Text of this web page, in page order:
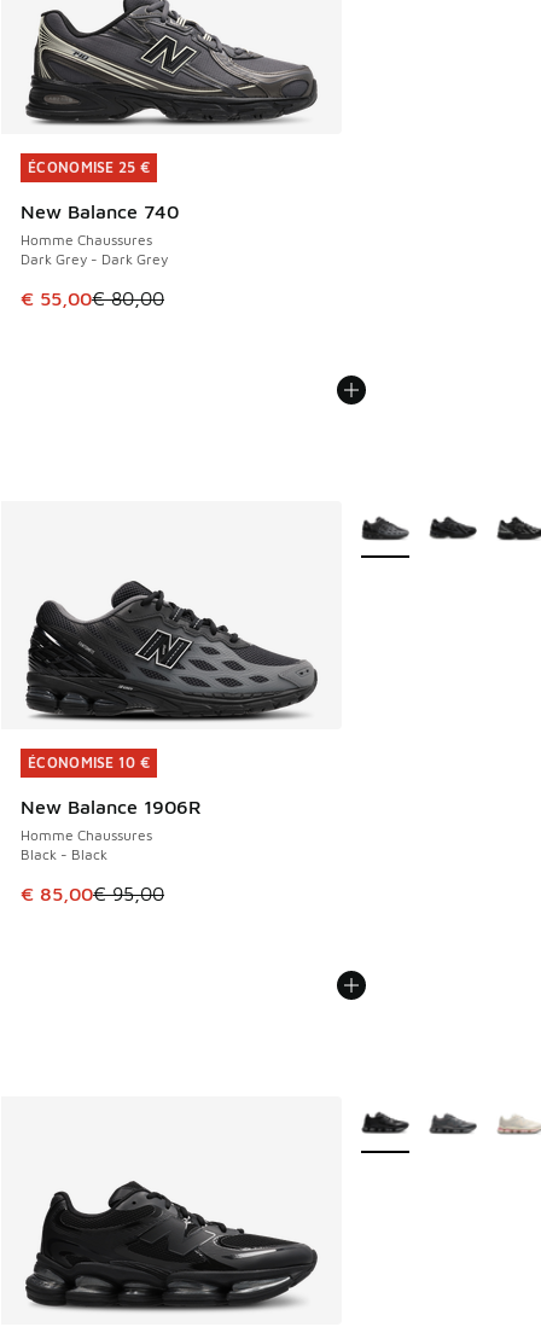
ÉCONOMISE 25 €
New Balance 740
Homme Chaussures
Dark Grey - Dark Grey
Cet article est en promotion. Prix en baisse de € 80,00 à
€ 55,00€ 80,00
ÉCONOMISE 25 €
ÉCONOMISE 10 €
New Balance 1906R
Homme Chaussures
Black - Black
Cet article est en promotion. Prix en baisse de € 95,00 à
€ 85,00€ 95,00
ÉCONOMISE 10 €
Plus de couleurs
Plus de couleurs